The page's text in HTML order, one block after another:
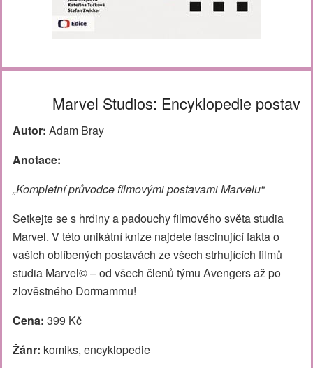
Marvel Studios: Encyklopedie postav
Autor: Adam Bray
Anotace:
„Kompletní průvodce filmovými postavami Marvelu“
Setkejte se s hrdiny a padouchy filmového světa studia
Marvel. V této unikátní knize najdete fascinující fakta o
vašich oblíbených postavách ze všech strhujících filmů
studia Marvel© – od všech členů týmu Avengers až po
zlověstného Dormammu!
Cena: 399 Kč
Žánr: komiks, encyklopedie